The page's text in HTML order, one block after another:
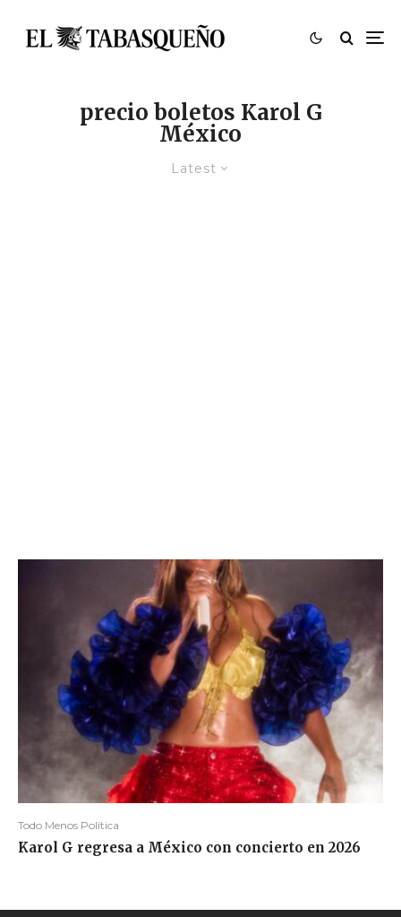
precio boletos Karol G
México
Latest
Todo Menos Política
Karol G regresa a México con concierto en 2026